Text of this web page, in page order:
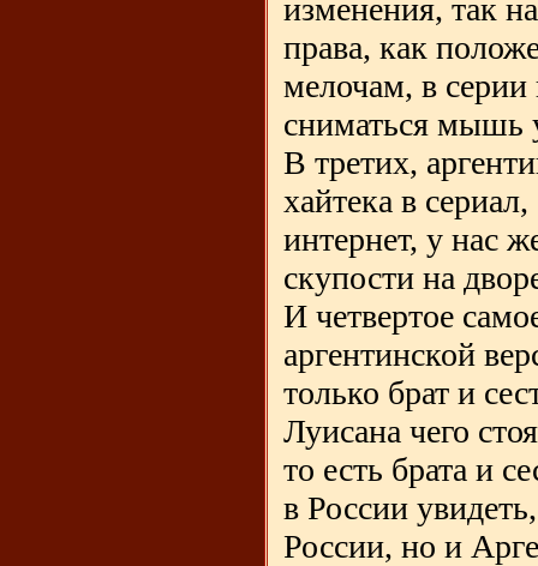
изменения, так
права, как
мелочам, в
сниматься мышь
В третих,
хайтека в
интернет, у нас
скупости на
И четвертое
аргентинской
только брат и
Луисана чего
то есть брата и
в России
России, но и